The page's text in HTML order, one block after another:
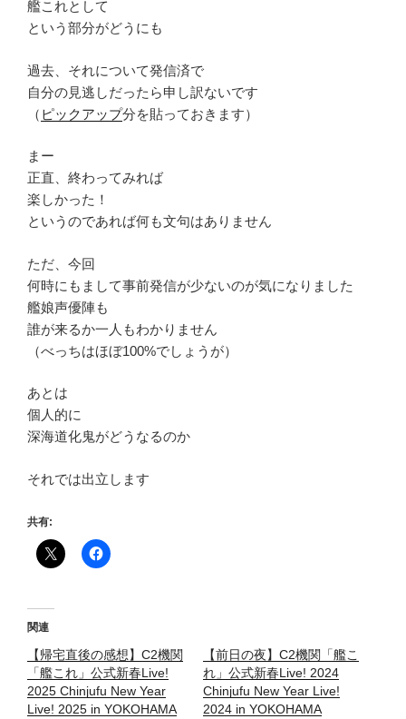
艦これとして
という部分がどうにも
過去、それについて発信済で
自分の見逃しだったら申し訳ないです
（ ピックアップ分を貼っておきます）
まー
正直、終わってみれば
楽しかった！
というのであれば何も文句はありません
ただ、今回
何時にもまして事前発信が少ないのが気になりました
艦娘声優陣も
誰が来るか一人もわかりません
（べっちはほぼ100%でしょうが）
あとは
個人的に
深海道化鬼がどうなるのか
それでは出立します
共有:
関連
【帰宅直後の感想】C2機関
「艦これ」公式新春Live!
2025 Chinjufu New Year
Live! 2025 in YOKOHAMA
【前日の夜】C2機関「艦こ
れ」公式新春Live! 2024
Chinjufu New Year Live!
2024 in YOKOHAMA